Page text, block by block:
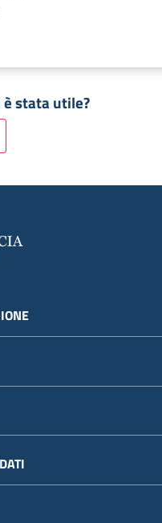
stata utile?